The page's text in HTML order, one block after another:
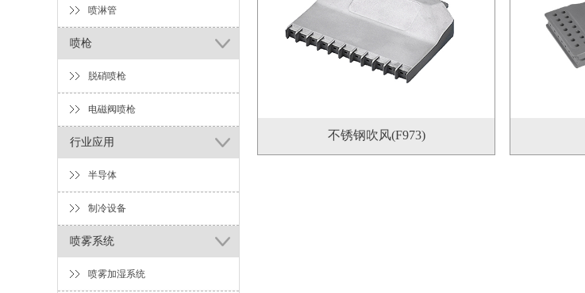
喷淋管
喷枪
脱硝喷枪
电磁阀喷枪
行业应用
半导体
制冷设备
喷雾系统
喷雾加湿系统
不锈钢吹风(F973)